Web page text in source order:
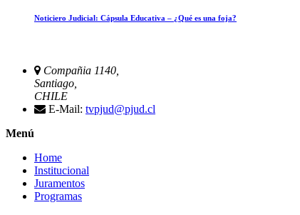
Noticiero Judicial: Cápsula Educativa – ¿Qué es una foja?
Compañia 1140,
Santiago,
CHILE
E-Mail: tvpjud@pjud.cl
Menú
Home
Institucional
Juramentos
Programas